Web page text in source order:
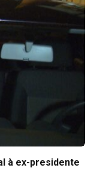
à ex-presidente